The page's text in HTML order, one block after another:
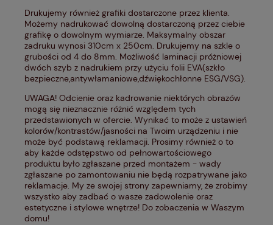
Drukujemy również grafiki dostarczone przez klienta.
Możemy nadrukować dowolną dostarczoną przez ciebie
grafikę o dowolnym wymiarze. Maksymalny obszar
zadruku wynosi 310cm x 250cm. Drukujemy na szkle o
grubości od 4 do 8mm. Możliwość laminacji próżniowej
dwóch szyb z nadrukiem przy użyciu folii EVA(szkło
bezpieczne,antywłamaniowe,dźwiękochłonne ESG/VSG).
UWAGA! Odcienie oraz kadrowanie niektórych obrazów
mogą się nieznacznie różnić względem tych
przedstawionych w ofercie. Wynikać to może z ustawień
kolorów/kontrastów/jasności na Twoim urządzeniu i nie
może być podstawą reklamacji. Prosimy również o to
aby każde odstępstwo od pełnowartościowego
produktu było zgłaszane przed montażem - wady
zgłaszane po zamontowaniu nie będą rozpatrywane jako
reklamacje. My ze swojej strony zapewniamy, że zrobimy
wszystko aby zadbać o wasze zadowolenie oraz
estetyczne i stylowe wnętrze! Do zobaczenia w Waszym
domu!